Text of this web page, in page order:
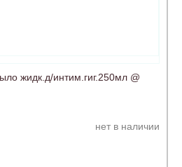
жидк.д/интим.гиг.250мл @
нет в наличии